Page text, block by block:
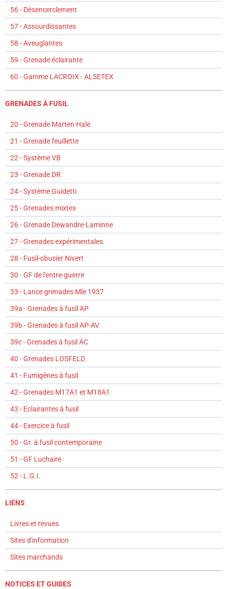
56 - Désencerclement
57 - Assourdissantes
58 - Aveuglantes
59 - Grenade éclairante
60 - Gamme LACROIX - ALSETEX
GRENADES À FUSIL
20 - Grenade Marten Hale
21 - Grenade feuillette
22 - Système VB
23 - Grenade DR
24 - Système Guidetti
25 - Grenades mixtes
26 - Grenade Dewandre-Laminne
27 - Grenades expérimentales
28 - Fusil-obusier Nivert
30 - GF de l'entre-guerre
33 - Lance grenades Mle 1937
39a - Grenades à fusil AP
39b - Grenades à fusil AP-AV
39c - Grenades à fusil AC
40 - Grenades LOSFELD
41 - Fumigènes à fusil
42 - Grenades M17A1 et M18A1
43 - Eclairantes à fusil
44 - Exercice à fusil
50 - Gr. à fusil contemporaine
51 - GF Luchaire
52 - L.G.I.
LIENS
Livres et revues
Sites d'information
Sites marchands
NOTICES ET GUIDES